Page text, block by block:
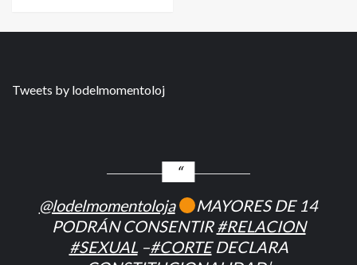
Tweets by lodelmomentoloj
@lodelmomentoloja
MAYORES DE 14
PODRÁN CONSENTIR#RELACION
#SEXUAL–#CORTEDECLARA